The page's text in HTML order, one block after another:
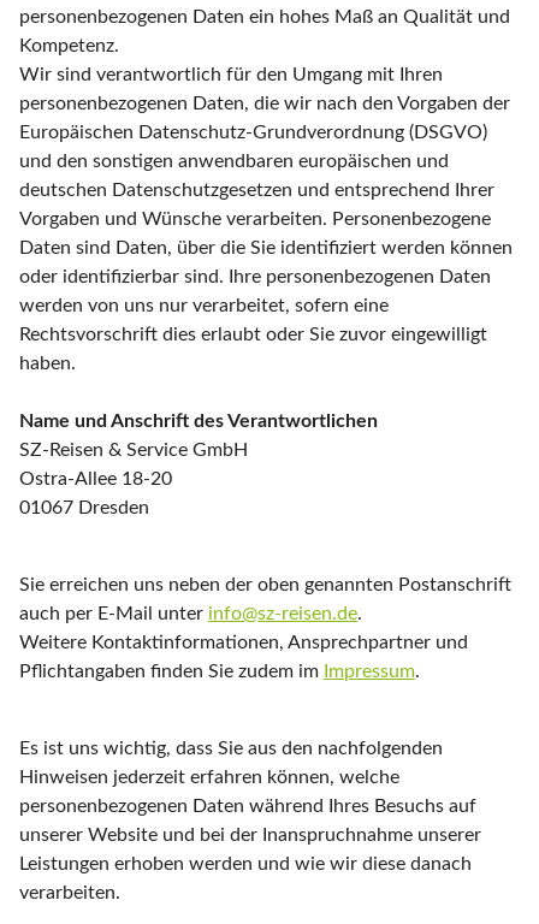
personenbezogenen Daten ein hohes Maß an Qualität und
Kompetenz.
Wir sind verantwortlich für den Umgang mit Ihren
personenbezogenen Daten, die wir nach den Vorgaben der
Europäischen Datenschutz-Grundverordnung (DSGVO)
und den sonstigen anwendbaren europäischen und
deutschen Datenschutzgesetzen und entsprechend Ihrer
Vorgaben und Wünsche verarbeiten. Personenbezogene
Daten sind Daten, über die Sie identifiziert werden können
oder identifizierbar sind. Ihre personenbezogenen Daten
werden von uns nur verarbeitet, sofern eine
Rechtsvorschrift dies erlaubt oder Sie zuvor eingewilligt
haben.
Name und Anschrift des Verantwortlichen
SZ-Reisen & Service GmbH
Ostra-Allee 18-20
01067 Dresden
Sie erreichen uns neben der oben genannten Postanschrift
auch per E-Mail unter info@sz-reisen.de.
Weitere Kontaktinformationen, Ansprechpartner und
Pflichtangaben finden Sie zudem im Impressum.
Es ist uns wichtig, dass Sie aus den nachfolgenden
Hinweisen jederzeit erfahren können, welche
personenbezogenen Daten während Ihres Besuchs auf
unserer Website und bei der Inanspruchnahme unserer
Leistungen erhoben werden und wie wir diese danach
verarbeiten.